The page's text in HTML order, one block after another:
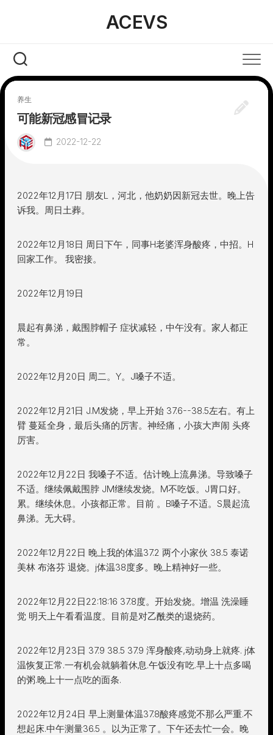
ACEVS
养生
可能新冠感冒记录
2022-12-22
2022年12月17日 朋友L，河北，他奶奶因新冠去世。晚上告
诉我。周日土葬。
2022年12月18日 周日下午，同事H老婆浑身酸疼，中招。H
回家工作。 我密接。
2022年12月19日
晨起有鼻涕，戴围脖帽子 症状减轻，中午没有。家人都正
常。
2022年12月20日 周二。Y。J嗓子不适。
2022年12月21日 J.M发烧，早上开始 37.6--38.5左右。有上
臂 蔓延全身，最后头痛的厉害。神经痛，小孩大声闹 头疼
厉害。
2022年12月22日 我嗓子不适。估计晚上流鼻涕。导致嗓子
不适。继续佩戴围脖 JM继续发烧。M不吃饭。J胃口好。
累。继续休息。小孩都正常。目前 。B嗓子不适。S晨起流
鼻涕。无大碍。
2022年12月22日 晚上我的体温37.2 两个小家伙 38.5 泰诺
美林 布洛芬 退烧。j体温38度多。晚上精神好一些。
2022年12月22日22:18:16 37.8度。开始发烧。增温 洗澡睡
觉 明天上午看看温度。目前是对乙酰类的退烧药。
2022年12月23日 37.9 38.5 37.9 浑身酸疼,动动身上就疼. j体
温恢复正常.一有机会就躺着休息.午饭没有吃.早上十点多喝
的粥.晚上十一点吃的面条.
2022年12月24日 早上测量体温37.8酸疼感觉不那么严重.不
想起床.中午测量36.5 。以为正常了。下午还去忙一会。晚